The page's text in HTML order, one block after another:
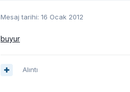
Mesaj tarihi: 16 Ocak 2012
buyur
Alıntı